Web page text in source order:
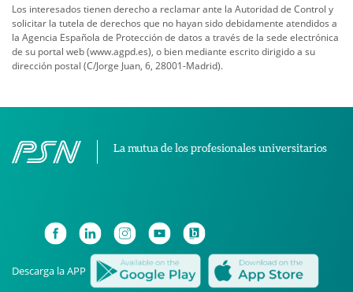
Los interesados tienen derecho a reclamar ante la Autoridad de Control y
solicitar la tutela de derechos que no hayan sido debidamente atendidos a
la Agencia Española de Protección de datos a través de la sede electrónica
de su portal web (www.agpd.es), o bien mediante escrito dirigido a su
dirección postal (C/Jorge Juan, 6, 28001-Madrid).
La mutua de los profesionales universitarios
Descarga la APP